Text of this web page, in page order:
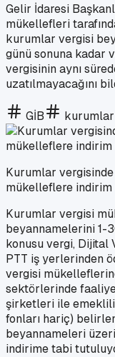
Gelir İdaresi
mükellefleri
kurumlar vergisi
günü sonuna kadar
vergisinin aynı
uzatılmayacağını
GİB
Kurumlar
mükelleflere
Kurumlar vergisi
beyannamelerini 1-
konusu vergi, Dijital
PTT iş yerlerinden
vergisi
sektörlerinde
şirketleri ile
fonları hariç)
beyannameleri
indirime tabi